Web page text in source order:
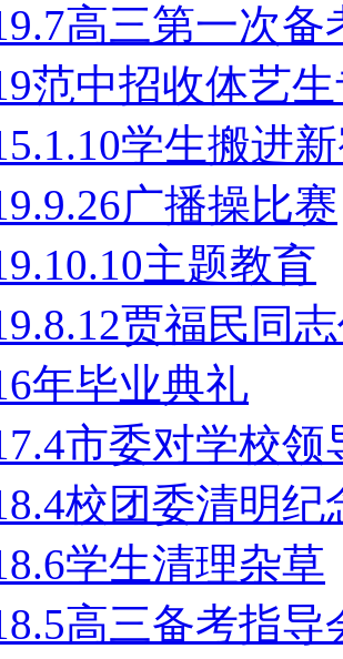
高三第一次备
范中招收体艺
学生搬进
广播操比赛
主题教育
贾福民同
年毕业典礼
市委对学校
校团委清明纪
学生清理杂草
高三备考指导